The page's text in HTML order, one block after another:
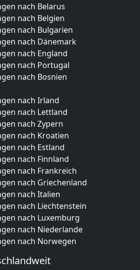
nach Belarus
nach Belgien
nach Bulgarien
nach Dänemark
nach England
nach Portugal
nach Bosnien
nach Irland
nach Lettland
nach Zypern
nach Kroatien
nach Estland
nach Finnland
nach Frankreich
nach Griechenland
nach Italien
nach Liechtenstein
nach Luxemburg
nach Niederlande
nach Norwegen